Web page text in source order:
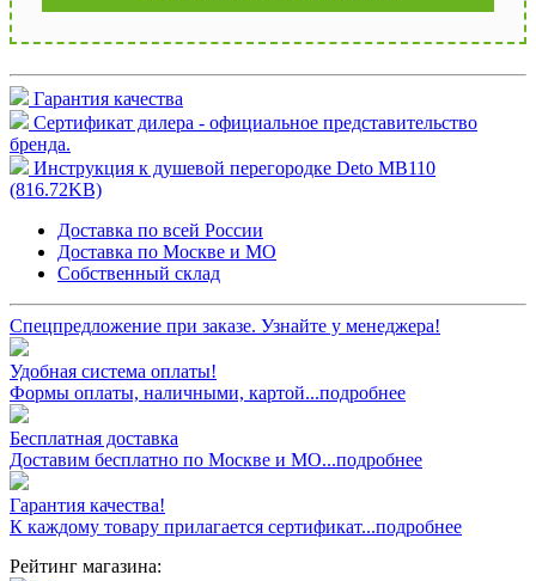
Гарантия качества
Сертификат дилера - официальное представительство
бренда.
Инструкция к душевой перегородке Deto MB110
(816.72KB)
Доставка по всей России
Доставка по Москве и МО
Собственный склад
Спецпредложение при заказе. Узнайте у менеджера!
Удобная система оплаты!
Формы оплаты, наличными, картой...подробнее
Бесплатная доставка
Доставим бесплатно по Москве и МО...подробнее
Гарантия качества!
К каждому товару прилагается сертификат...подробнее
Рейтинг магазина: